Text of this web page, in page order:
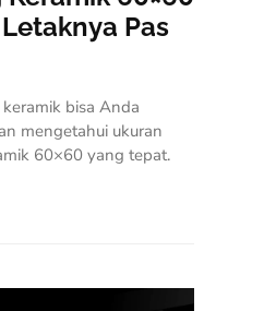
Pas
bisa Anda
mengetahui ukuran
60×60 yang tepat.